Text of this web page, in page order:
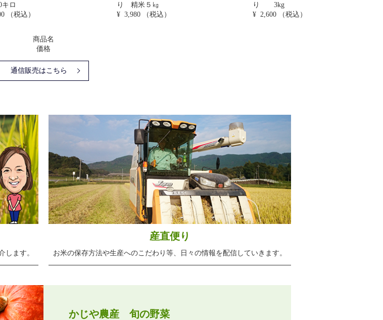
５㎏
（税込）
り 3kg
¥ 2,600
（税込）
り 2㎏
¥ 1,750
（税込）
商品名
価格
通信販売はこちら
します。
産直便り
お米の保存方法や生産へのこだわり等、日々の情報を配信していきます。
かじや農産 旬の野菜